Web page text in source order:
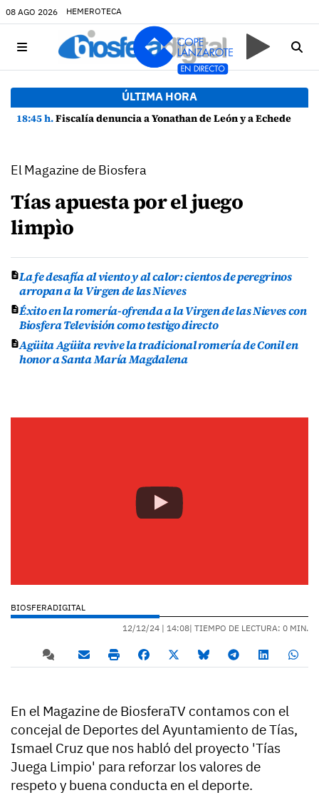
08 AGO 2026 HEMEROTECA
ÚLTIMA HORA
18:45 h.Fiscalía denuncia a Yonathan de León y a Echedey Eugenio por presuntas anomalías en contratos festivos
El Magazine de Biosfera
Tías apuesta por el juego
limpìo
La fe desafía al viento y al calor: cientos de peregrinos
arropan a la Virgen de las Nieves
Éxito en la romería-ofrenda a la Virgen de las Nieves con
Biosfera Televisión como testigo directo
Agüita Agüita revive la tradicional romería de Conil en
honor a Santa María Magdalena
BIOSFERADIGITAL
12/12/24 | 14:08| TIEMPO DE LECTURA: 0 MIN.
En el Magazine de BiosferaTV contamos con el
concejal de Deportes del Ayuntamiento de Tías,
Ismael Cruz que nos habló del proyecto 'Tías
Juega Limpio' para reforzar los valores de
respeto y buena conducta en el deporte.